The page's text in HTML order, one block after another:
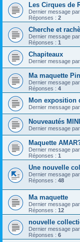
Les Cirques de
Dernier message par
Réponses : 2
Cherche et
Dernier message par
Réponses : 1
Chapiteaux
Dernier message par
Ma maquette
Dernier message par
Réponses : 4
Mon exposition
Dernier message par
Nouveautés
Dernier message par
Maquette
Dernier message par
Réponses : 1
Une nouvelle
Dernier message par
Réponses : 48
Ma maquette
Dernier message par
Réponses : 12
nouvelle
Dernier message par
Réponses : 6